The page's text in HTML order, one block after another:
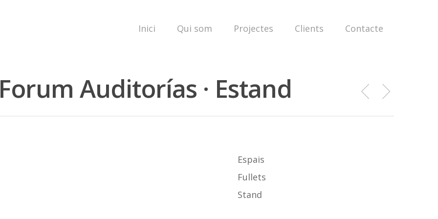
Inici Qui som Projectes Clients Contacte
Auditorías · Estand
Espais
Fullets
Stand